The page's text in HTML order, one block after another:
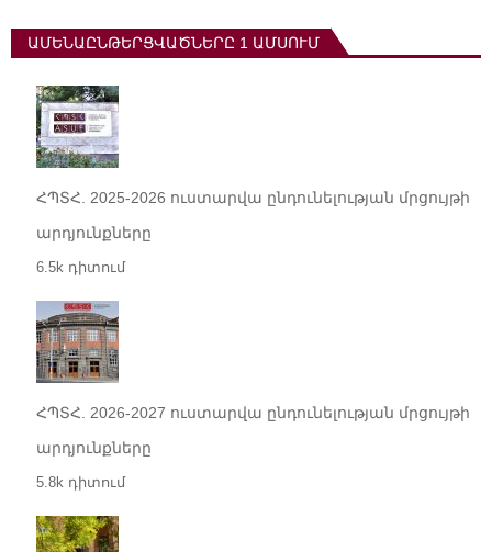
ԱՄԵՆԱԸՆԹԵՐՑՎԱԾՆԵՐԸ 1 ԱՄՍՈՒՄ
ՀՊՏՀ. 2025-2026 ուստարվա ընդունելության մրցույթի
արդյունքները
6.5k դիտում
ՀՊՏՀ. 2026-2027 ուստարվա ընդունելության մրցույթի
արդյունքները
5.8k դիտում